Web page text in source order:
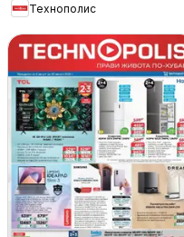
Технополис